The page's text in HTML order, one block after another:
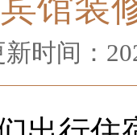
新时间：